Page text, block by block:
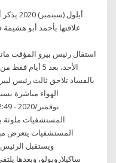
استقال رئيس بيرو المؤقت
الأحد، بعد 5
المستشفيات
المستشفيات يتعرض
ويستقبل الرئيس
ساكيلاروبولو، وبعدها